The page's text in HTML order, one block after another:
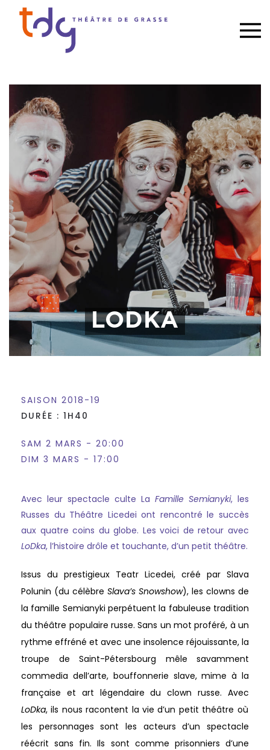
LODKA
SAISON 2018-19
DURÉE : 1H40
SAM 2 MARS - 20:00
DIM 3 MARS - 17:00
Avec leur spectacle culte La Famille Semianyki, les
Russes du Théâtre Licedei ont rencontré le succès
aux quatre coins du globe. Les voici de retour avec
LoDka, l’histoire drôle et touchante, d’un petit théâtre.
Issus du prestigieux Teatr Licedei, créé par Slava
Polunin (du célèbre Slava’s Snowshow), les clowns de
la famille Semianyki perpétuent la fabuleuse tradition
du théâtre populaire russe. Sans un mot proféré, à un
rythme effréné et avec une insolence réjouissante, la
troupe de Saint-Pétersbourg mêle savamment
commedia dell’arte, bouffonnerie slave, mime à la
française et art légendaire du clown russe. Avec
LoDka, ils nous racontent la vie d’un petit théâtre où
les personnages sont les acteurs d’un spectacle
réécrit sans fin. Ils sont comme prisonniers d’une